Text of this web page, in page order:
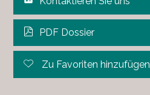
PDF Dossier
Zu Favoriten hinzufügen